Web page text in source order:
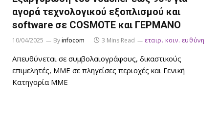
αγορά τεχνολογικού εξοπλισμού και
software σε COSMOTE και ΓΕΡΜΑΝΟ
10/04/2025 Byinfocom 3 Mins Read εταιρ. κοιν. ευθύνη
Απευθύνεται σε συμβολαιογράφους, δικαστικούς
επιμελητές, ΜΜΕ σε πληγείσες περιοχές και Γενική
Κατηγορία ΜMΕ